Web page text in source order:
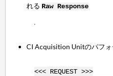
れる Raw Response
CI Acquisition Unitのパフォ
<<< REQUEST >>>